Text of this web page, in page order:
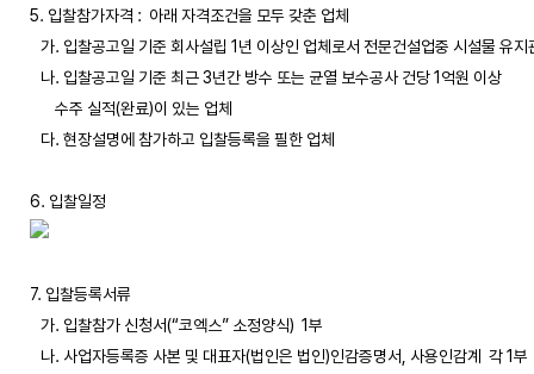
5. 입찰참가자격 :  아래 자격조건을 모두 갖춘 업체
가. 입찰공고일 기준 회사설립 1년 이상인 업체로서 전문건설업중 시설물 유
   나. 입찰공고일 기준 최근 3년간 방수 또는 균열 보수공사 건당 1억원 이상
       수주 실적(완료)이 있는 업체
   다. 현장설명에 참가하고 입찰등록을 필한 업체
7. 입찰등록서류
   가. 입찰참가 신청서(“코엑스” 소정양식)  1부
   나. 사업자등록증 사본 및 대표자(법인은 법인)인감증명서, 사용인감계  각 1부